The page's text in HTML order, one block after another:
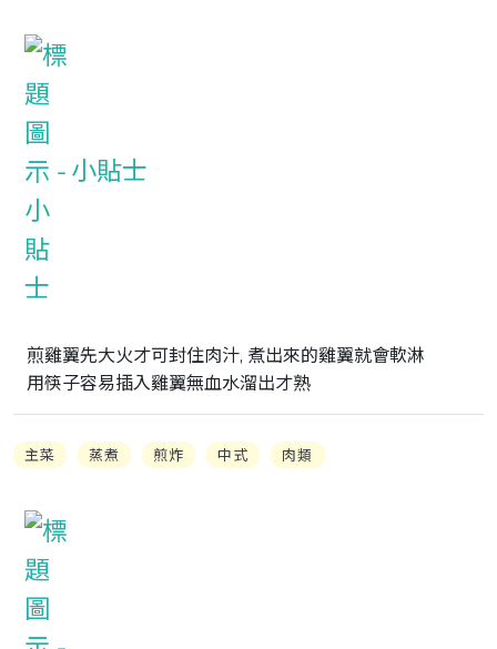
小貼士
煎雞翼先大火才可封住肉汁, 煮出來的雞翼就會軟淋
用筷子容易插入雞翼無血水溜出才熟
主菜 蒸煮 煎炸 中式 肉類